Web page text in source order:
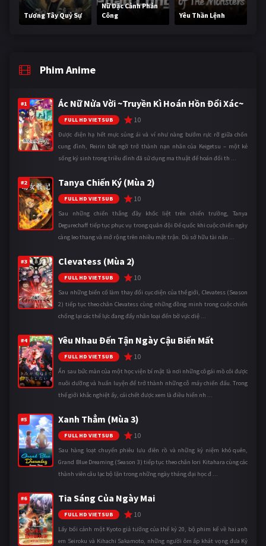
Tương Tây Quỷ Sự
Nữ Đặc Cảnh Phản
Công
Yêu Thần Lệnh
Phim Anime
#1 Ác Nữ Nửa Vời ~Truyền Kì Hoán Hồn Đổi Xác~
FULL HD VIETSUB 10
Được điện hạ hết mực sủng ái và ví như nàng bướm rực rỡ giữa chốn
cung đình, Reirin bất ngờ trở thành nạn nhân của Keigetsu – một kẻ
sống ký sinh trong triều đình đã sử dụng ma thuật để hoán đổi th ...
#2 Tanya Chiến Ký (Mùa 2)
FULL HD VIETSUB 10
Sau những chiến thắng đầy khốc liệt trên chiến trường, Tanya
Degurechaff tiếp tục phục vụ trong quân đội Đế quốc khi cuộc chiến ngày
càng leo thang và mở rộng trên nhiều mặt trận. Dù sở hữu tài năn ...
#3 Clevatess (Mùa 2)
FULL HD VIETSUB 10
Sau những biến cố làm thay đổi cục diện của thế giới, Clevatess (Season
2) tiếp tục theo chân Clevatess cùng những đồng minh trong cuộc chiến
chống lại các thế lực đang đẩy nhân loại đến bờ vực diệ ...
#4 Yêu Nhau Đến Tận Ngày Cậu Biến Mất
FULL HD VIETSUB 10
Ẩn sau bức màn của một học viện bí mật là nơi những cô gái mồ côi được
nuôi dưỡng và huấn luyện để trở thành những cỗ máy chiến đấu. Trong
thế giới khắc nghiệt ấy, cái chết được xem là điều hiển nh ...
#5 Xanh Thẳm (Mùa 3)
FULL HD VIETSUB 10
Sau hàng loạt chuyến phiêu lưu điên rồ và những kỷ niệm khó quên,
Grand Blue Dreaming (Season 3) tiếp tục theo chân Iori Kitahara cùng các
thành viên câu lạc bộ lặn trong những ngày tháng đại học đ ...
#6 Tia Sáng Của Ngày Mai
FULL HD VIETSUB 10
Lấy bối cảnh một Kyoto giả tưởng của thế kỷ 20, bộ phim kể về hai anh
em Seiroku và Kihachi Sakamoto, những người ôm ấp khát vọng đưa Kỷ